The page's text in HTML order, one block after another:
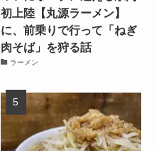
初上陸【丸源ラーメン】
に、前乗りで行って「ねぎ
肉そば」を狩る話
ラーメン